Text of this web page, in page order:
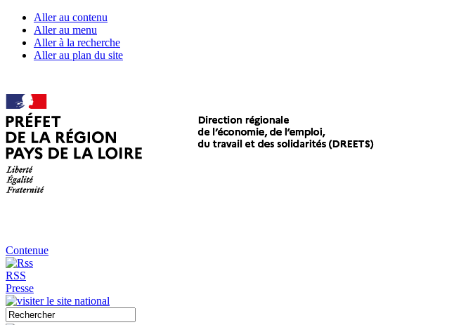
Aller au contenu
Aller au menu
Aller à la recherche
Aller au plan du site
Contenue
RSS
Presse